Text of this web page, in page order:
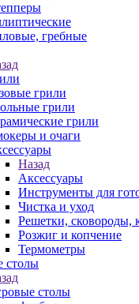
гребные
грили
грили
грили
и очаги
Назад
Аксессуары
Инструменты для
Чистка и уход
Решетки, сковороды,
Розжиг и копчение
Термометры
столы
столы